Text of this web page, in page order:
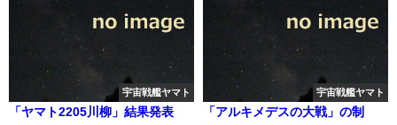
宇宙戦艦ヤマト
「ヤマト2205川柳」結果発表
宇宙戦艦ヤマト
「アルキメデスの大戦」の制